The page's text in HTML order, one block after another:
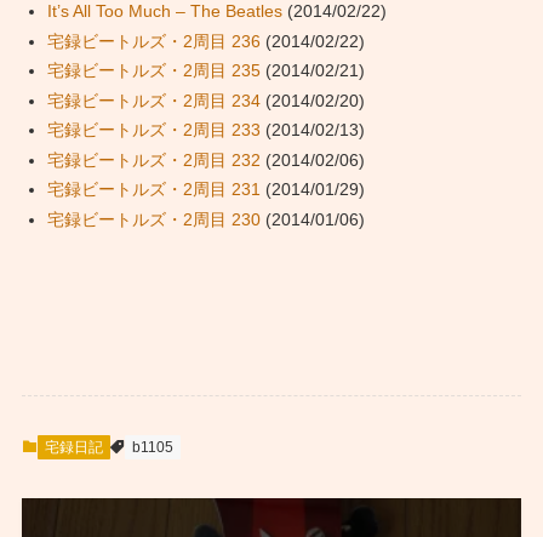
It’s All Too Much – The Beatles(2014/02/22)
宅録ビートルズ・2周目 236(2014/02/22)
宅録ビートルズ・2周目 235(2014/02/21)
宅録ビートルズ・2周目 234(2014/02/20)
宅録ビートルズ・2周目 233 (2014/02/13)
宅録ビートルズ・2周目 232 (2014/02/06)
宅録ビートルズ・2周目 231 (2014/01/29)
宅録ビートルズ・2周目 230(2014/01/06)
宅録日記 b1105